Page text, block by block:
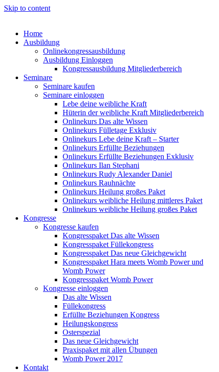
Skip to content
Home
Ausbildung
Onlinekongressausbildung
Ausbildung Einloggen
Kongressausbildung Mitgliederbereich
Seminare
Seminare kaufen
Seminare einloggen
Lebe deine weibliche Kraft
Hüterin der weibliche Kraft Mitgliederbereich
Onlinekurs Das alte Wissen
Onlinekurs Fülletage Exklusiv
Onlinekurs Lebe deine Kraft – Starter
Onlinekurs Erfüllte Beziehungen
Onlinekurs Erfüllte Beziehungen Exklusiv
Onlinekurs Ilan Stephani
Onlinekurs Rudy Alexander Daniel
Onlinekurs Rauhnächte
Onlinekurs Heilung großes Paket
Onlinekurs weibliche Heilung mittleres Paket
Onlinekurs weibliche Heilung großes Paket
Kongresse
Kongresse kaufen
Kongresspaket Das alte Wissen
Kongresspaket Füllekongress
Kongresspaket Das neue Gleichgewicht
Kongresspaket Hara meets Womb Power und
Womb Power
Kongresspaket Womb Power
Kongresse einloggen
Das alte Wissen
Füllekongress
Erfüllte Beziehungen Kongress
Heilungskongress
Osterspezial
Das neue Gleichgewicht
Praxispaket mit allen Übungen
Womb Power 2017
Kontakt